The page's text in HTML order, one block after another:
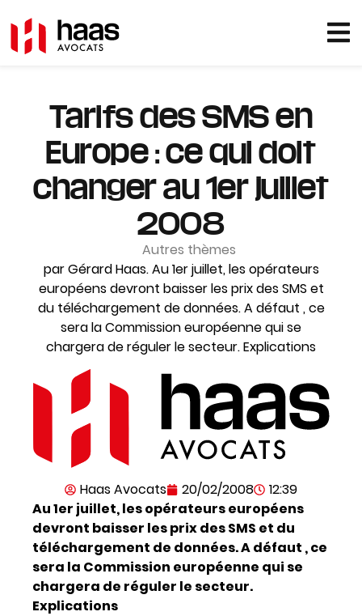
Tarifs des SMS en
Europe : ce qui doit
changer au 1er juillet
2008
Autres thèmes
par Gérard Haas. Au 1er juillet, les opérateurs
européens devront baisser les prix des SMS et
du téléchargement de données. A défaut , ce
sera la Commission européenne qui se
chargera de réguler le secteur. Explications
Haas Avocats 20/02/2008
12:39
Au 1er juillet, les opérateurs européens
devront baisser les prix des SMS et du
téléchargement de données. A défaut , ce
sera la Commission européenne qui se
chargera de réguler le secteur.
Explications